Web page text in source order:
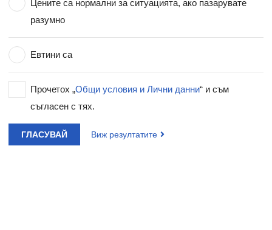
Цените са нормални за ситуацията, ако пазарувате
разумно
Евтини са
Прочетох „Общи условия и Лични данни“ и съм
съгласен с тях.
ГЛАСУВАЙ Виж резултатите